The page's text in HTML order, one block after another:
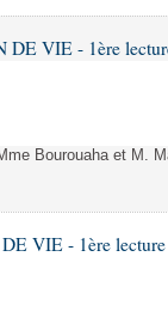
DE VIE - 1ère
Bourouaha et M.
VIE - 1ère lecture